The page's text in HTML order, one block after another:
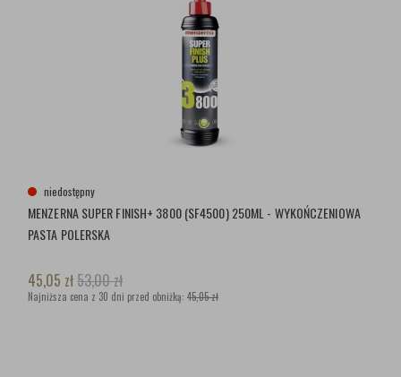
niedostępny
MENZERNA SUPER FINISH+ 3800 (SF4500) 250ML - WYKOŃCZENIOWA
PASTA POLERSKA
45,05 zł53,00zł
Najniższa cena z 30 dni przed obniżką: 45,05 zł